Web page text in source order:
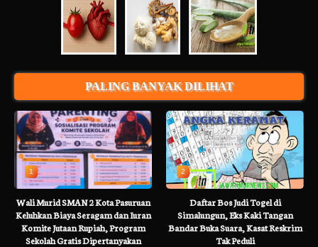
PALING BANYAK DILIHAT
1
Wali Murid SMAN 2 Kota Pasuruan
Keluhkan Biaya Seragam dan Iuran
Komite Jutaan Rupiah, Program
Sekolah Gratis Dipertanyakan
2
Daftar Bos Judi Togel di
Simalungun, Eks Kaki Tangan
Bandar Buka Suara, Kasat Reskrim
Tak Peduli